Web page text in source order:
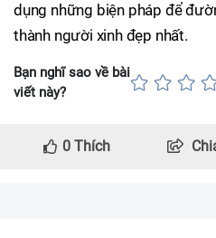
dụng những biện pháp để
thành người xinh đẹp nhất.
Bạn nghĩ sao về bài
viết này?
0 Thích